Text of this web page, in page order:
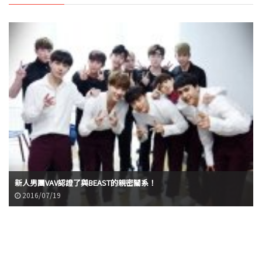
新人男團VAV認證了與BEAST的親密關系！
2016/07/19